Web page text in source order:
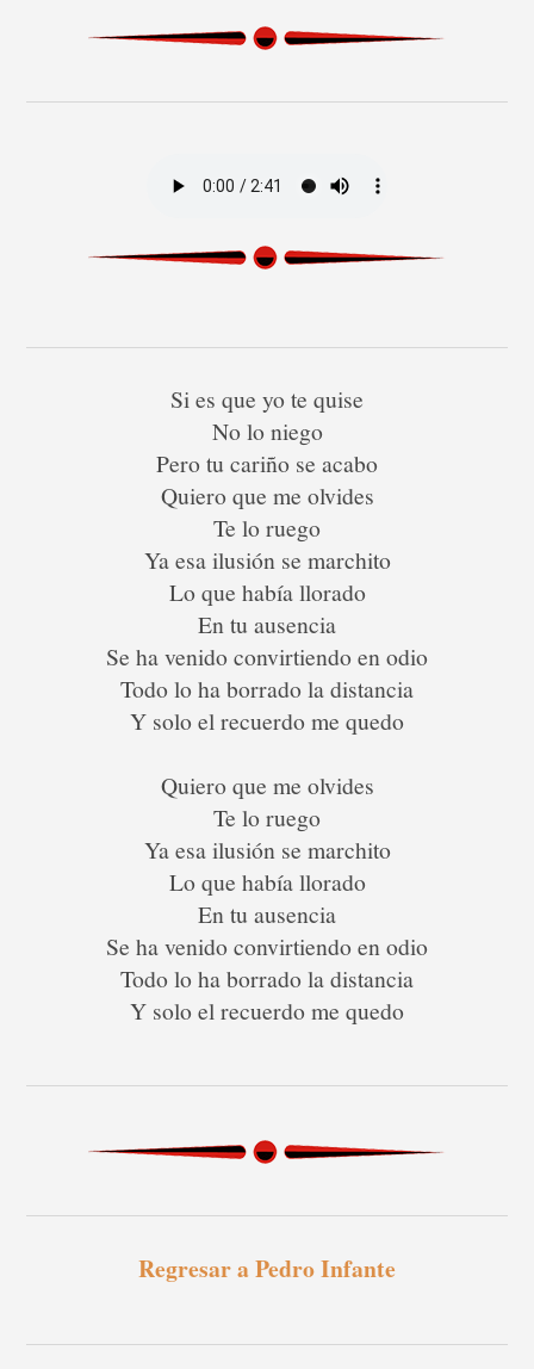
Si es que yo te quise
No lo niego
Pero tu cariño se acabo
Quiero que me olvides
Te lo ruego
Ya esa ilusión se marchito
Lo que había llorado
En tu ausencia
Se ha venido convirtiendo en odio
Todo lo ha borrado la distancia
Y solo el recuerdo me quedo
Quiero que me olvides
Te lo ruego
Ya esa ilusión se marchito
Lo que había llorado
En tu ausencia
Se ha venido convirtiendo en odio
Todo lo ha borrado la distancia
Y solo el recuerdo me quedo
Regresar a Pedro Infante